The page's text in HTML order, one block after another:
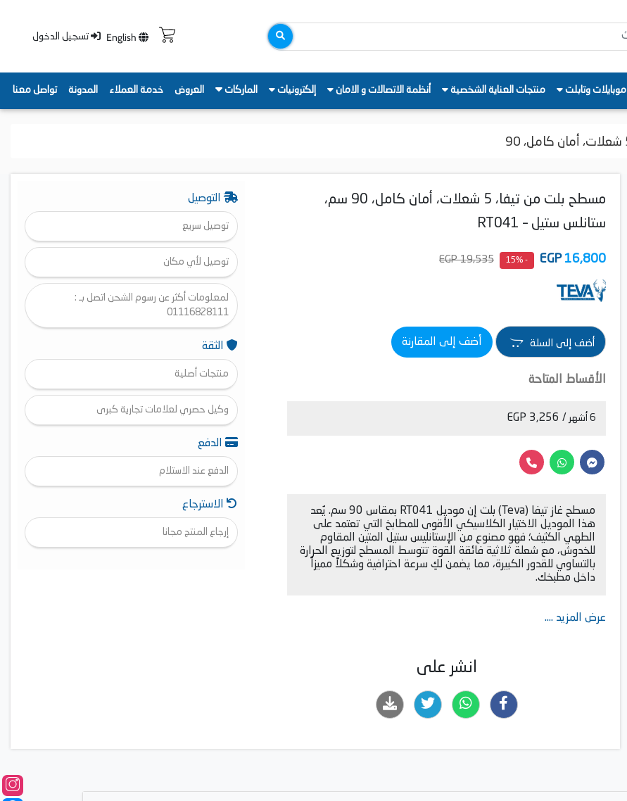
English تسجيل الدخول
موبايلات وتابلت منتجات العناية الشخصية أنظمة الاتصالات و الامان إلكترونيات الماركات العروض خدمة العملاء المدونة تواصل معنا
مسطح بلت من تيفا، 5 شعلات، أمان كامل، 90 سم،
ستانلس ستيل – RT041
16,800
EGP
- 15%
19,535 EGP
أضف إلى السلة أضف إلى المقارنة
الأقساط المتاحة
6 أشهر / 3,256 EGP
مسطح غاز تيفا (Teva) بلت إن موديل RT041 بمقاس 90 سم. يُعد
هذا الموديل الاختيار الكلاسيكي الأقوى للمطابخ التي تعتمد على
الطهي الكثيف؛ فهو مصنوع من الإستانليس ستيل المتين المقاوم
للخدوش، مع شعلة ثلاثية فائقة القوة تتوسط المسطح لتوزيع الحرارة
بالتساوي للقدور الكبيرة، مما يضمن لكِ سرعة احترافية وشكلاً مميزاً
داخل مطبخك.
عرض المزيد ....
انشر على
التوصيل
توصيل سريع
توصيل لأي مكان
لمعلومات أكثر عن رسوم الشحن اتصل بـ :
01116828111
الثقة
منتجات أصلية
وكيل حصري لعلامات تجارية كبرى
الدفع
الدفع عند الاستلام
الاسترجاع
إرجاع المنتج مجانا